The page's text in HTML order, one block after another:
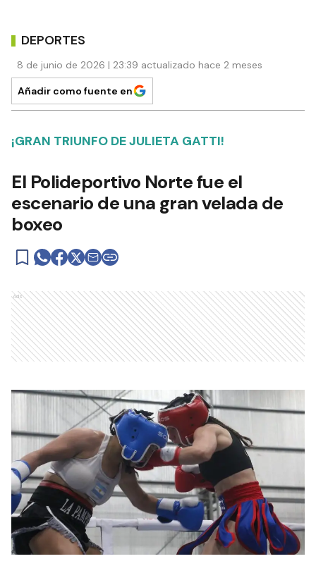
DEPORTES
8 de junio de 2026 | 23:39 actualizado hace 2 meses
Añadir como fuente en
¡GRAN TRIUNFO DE JULIETA GATTI!
El Polideportivo Norte fue el
escenario de una gran velada de
boxeo
Ads